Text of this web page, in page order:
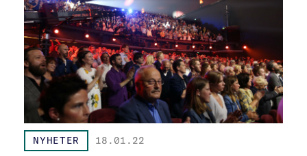
NYHETER 18.01.22